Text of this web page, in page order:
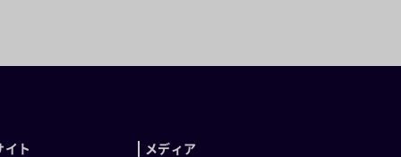
イト メディア